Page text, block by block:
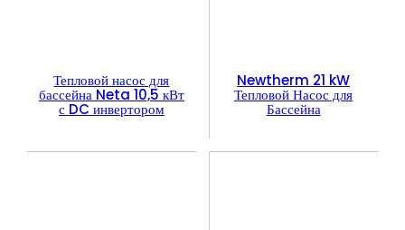
Тепловой насос для
бассейна Neta 10,5 кВт
с DC инвертором
Newtherm 21 kW
Тепловой Насос для
Бассейна